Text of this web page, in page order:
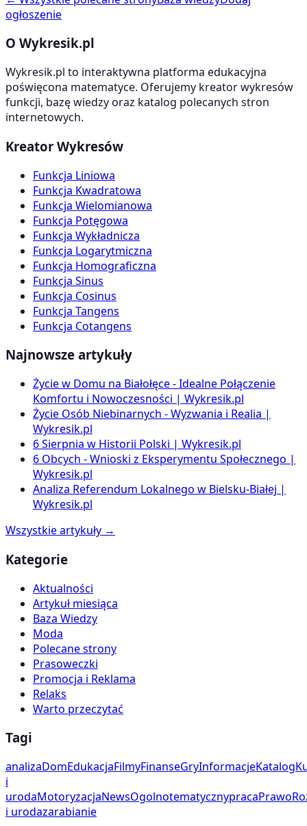
ogłoszenie
O Wykresik.pl
Wykresik.pl to interaktywna platforma edukacyjna
poświęcona matematyce. Oferujemy kreator wykresów
funkcji, bazę wiedzy oraz katalog polecanych stron
internetowych.
Kreator Wykresów
Funkcja Liniowa
Funkcja Kwadratowa
Funkcja Wielomianowa
Funkcja Potęgowa
Funkcja Wykładnicza
Funkcja Logarytmiczna
Funkcja Homograficzna
Funkcja Sinus
Funkcja Cosinus
Funkcja Tangens
Funkcja Cotangens
Najnowsze artykuły
Życie w Domu na Białołęce - Idealne Połączenie
Komfortu i Nowoczesności | Wykresik.pl
Życie Osób Niebinarnych - Wyzwania i Realia |
Wykresik.pl
6 Sierpnia w Historii Polski | Wykresik.pl
6 Obcych - Wnioski z Eksperymentu Społecznego |
Wykresik.pl
Analiza Referendum Lokalnego w Bielsku-Białej |
Wykresik.pl
Wszystkie artykuły →
Kategorie
Aktualności
Artykuł miesiąca
Baza Wiedzy
Moda
Polecane strony
Prasoweczki
Promocja i Reklama
Relaks
Warto przeczytać
Tagi
analizaDomEdukacjaFilmyFinanseGryInformacjeKatalog
i
urodaMotoryzacjaNewsOgolnotematycznypracaPrawo
i urodazarabianie